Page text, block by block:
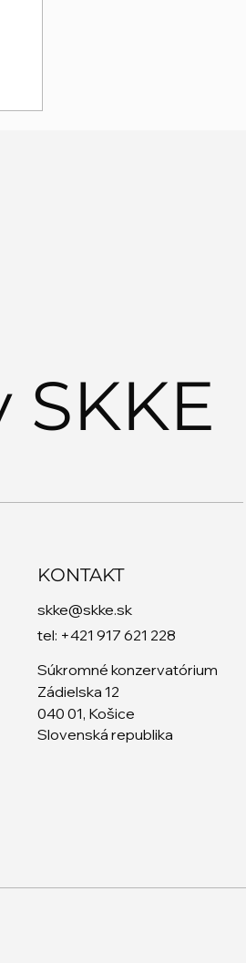
SKKE
KONTAKT
skke@skke.sk
tel: +421 917 621 228
Súkromné konzervatórium
Zádielska 12
040 01, Košice
Slovenská republika